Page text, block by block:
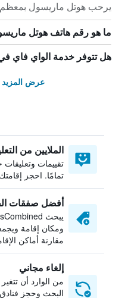
يرحب هوتل ماريسول بمعظم
ما هو رقم هاتف هوتل
هل تتوفر خدمة الواي فاي
عرض المزيد
الملايين من
تقييمات وتعليقات
تمامًا. احجز
أفضل صفقات
ومكان إقامة
مقارنة أماكن
إلغاء مجاني
من الوارد أن
البحث وحجز